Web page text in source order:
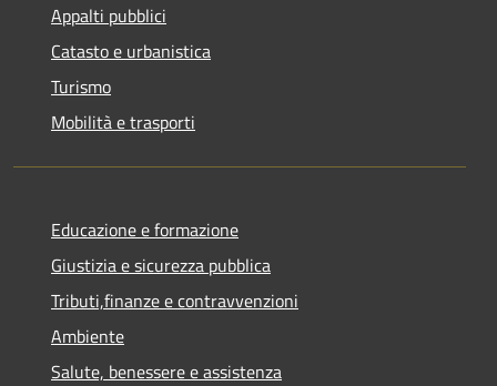
Appalti pubblici
Catasto e urbanistica
Turismo
Mobilità e trasporti
Educazione e formazione
Giustizia e sicurezza pubblica
Tributi,finanze e contravvenzioni
Ambiente
Salute, benessere e assistenza